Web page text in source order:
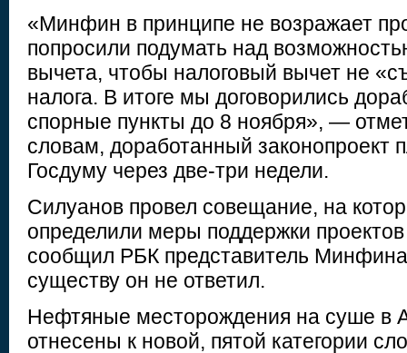
«Минфин в принципе не возражает
попросили подумать над
вычета, чтобы налоговый вычет не
налога. В итоге мы договорились
спорные пункты до 8 ноября», —
словам, доработанный законопроект
Госдуму через две-три недели.
Силуанов провел совещание, на
определили меры поддержки
сообщил РБК представитель
существу он не ответил.
Нефтяные месторождения на суше в
отнесены к новой, пятой категории